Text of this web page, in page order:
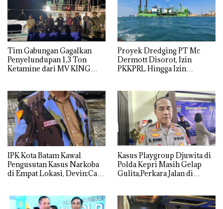
Tim Gabungan Gagalkan
Penyelundupan 1,3 Ton
Ketamine dari MV KING
Proyek Dredging PT Mc
Dermott Disorot, Izin
PKKPRL Hingga Izin
IPK Kota Batam Kawal
Pengusutan Kasus Narkoba
di Empat Lokasi, Devin:Cari
Kasus Playgroup Djuwita di
Polda Kepri Masih Gelap
Gulita,Perkara Jalan di